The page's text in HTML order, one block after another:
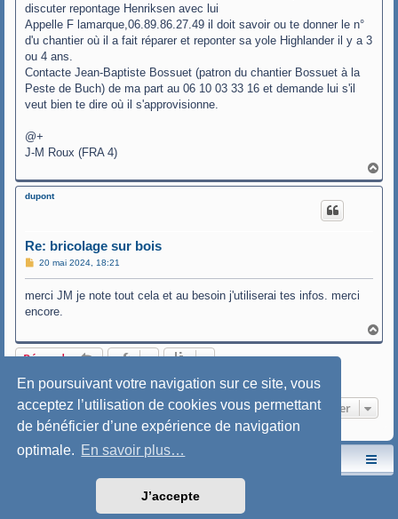
En poursuivant votre navigation sur ce site, vous
acceptez l’utilisation de cookies vous permettant
de bénéficier d’une expérience de navigation
optimale. En savoir plus…
J’accepte
discuter repontage Henriksen avec lui
Appelle F lamarque,06.89.86.27.49 il doit savoir ou te donner le n°
d'u chantier où il a fait réparer et reponter sa yole Highlander il y a 3
ou 4 ans.
Contacte Jean-Baptiste Bossuet (patron du chantier Bossuet à la
Peste de Buch) de ma part au 06 10 03 33 16 et demande lui s'il
veut bien te dire où il s'approvisionne.
@+
J-M Roux (FRA 4)
a
u
dupont
Re: bricolage sur bois
M
s
g
20 mai 2024, 18:21
merci JM je note tout cela et au besoin j'utiliserai tes infos. merci
encore.
a
Répondre
3 messages • Page1sur1
Aller
Le site de l'AspryOK Le forum de la Yole-OK
Traduction française officielle
Style: SoftBlue by Joyce&LunaphpBB-Style-Design